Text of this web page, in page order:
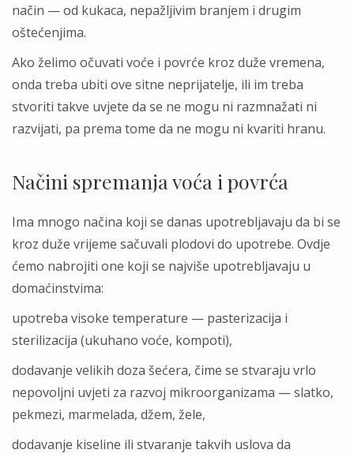
način — od kukaca, nepažljivim branjem i drugim
oštećenjima.
Ako želimo očuvati voće i povrće kroz duže vremena,
onda treba ubiti ove sitne neprijatelje, ili im treba
stvoriti takve uvjete da se ne mogu ni razmnažati ni
razvijati, pa prema tome da ne mogu ni kvariti hranu.
Načini spremanja voća i povrća
Ima mnogo načina koji se danas upotrebljavaju da bi se
kroz duže vrijeme sačuvali plodovi do upotrebe. Ovdje
ćemo nabrojiti one koji se najviše upotrebljavaju u
domaćinstvima:
upotreba visoke temperature — pasterizacija i
sterilizacija (ukuhano voće, kompoti),
dodavanje velikih doza šećera, čime se stvaraju vrlo
nepovoljni uvjeti za razvoj mikroorganizama — slatko,
pekmezi, marmelada, džem, žele,
dodavanje kiseline ili stvaranje takvih uslova da